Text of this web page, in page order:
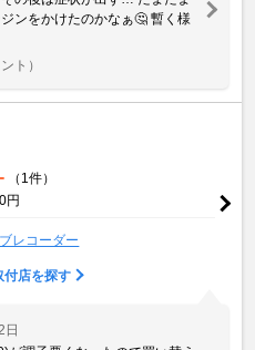
ンをかけたのかなぁ🤔 暫く様
ト）
-
（1件）
円
レコーダー
付店を探す
日